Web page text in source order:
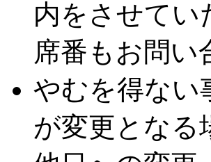
内をさせてい
席番もお問い
やむを得ない
が変更となる